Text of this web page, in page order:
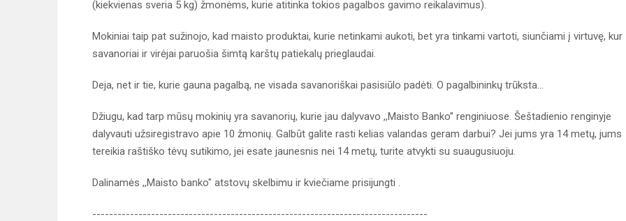
(kiekvienas sveria 5 kg) žmonėms, kurie atitinka tokios pagalbos gavimo reikalavimus).
Mokiniai taip pat sužinojo, kad maisto produktai, kurie netinkami aukoti, bet yra tinkami vartoti, siunčiami į virtuvę, kur
savanoriai ir virėjai paruošia šimtą karštų patiekalų prieglaudai.
Deja, net ir tie, kurie gauna pagalbą, ne visada savanoriškai pasisiūlo padėti. O pagalbininkų trūksta...
Džiugu, kad tarp mūsų mokinių yra savanorių, kurie jau dalyvavo ,,Maisto Banko’’ renginiuose. Šeštadienio renginyje
dalyvauti užsiregistravo apie 10 žmonių. Galbūt galite rasti kelias valandas geram darbui? Jei jums yra 14 metų, jums
tereikia raštiško tėvų sutikimo, jei esate jaunesnis nei 14 metų, turite atvykti su suaugusiuoju.
Dalinamės ,,Maisto banko" atstovų skelbimu ir kviečiame prisijungti .
--------------------------------------------------------------------------------